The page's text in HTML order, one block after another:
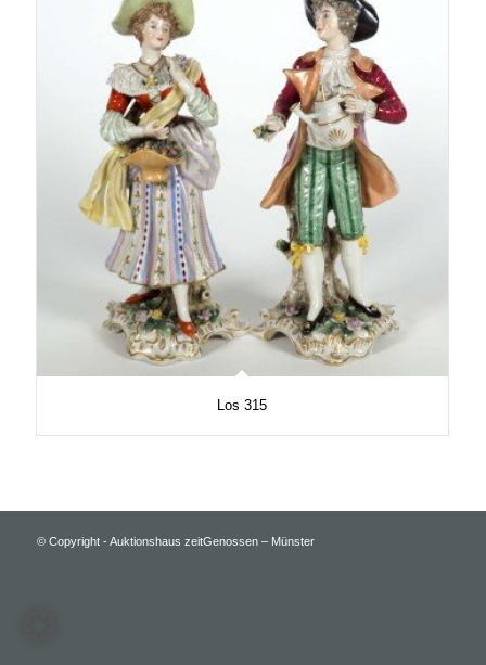
Los 315
© Copyright - Auktionshaus zeitGenossen – Münster